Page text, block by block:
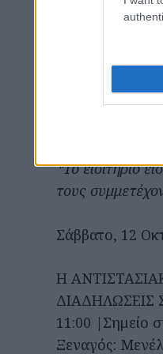
στο κέντρο
Για να
πλατφόρμας
*Το εισιτήριο
τους
Σάββατο, 12
Η
11:00 |Σημείο
Ξεναγός: